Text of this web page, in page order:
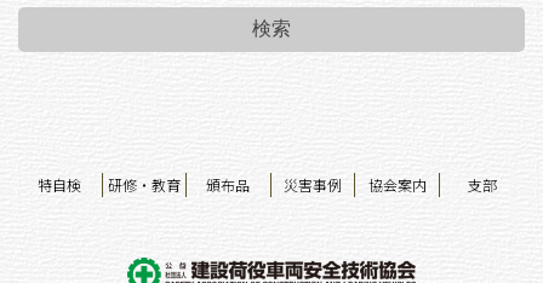
特自検 研修・教育 頒布品 災害事例 協会案内 支部